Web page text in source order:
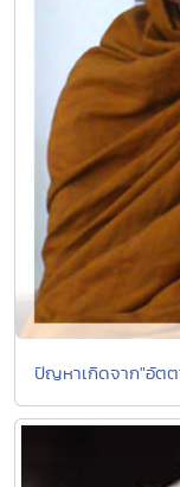
ปัญหาเกิดจาก"อัต